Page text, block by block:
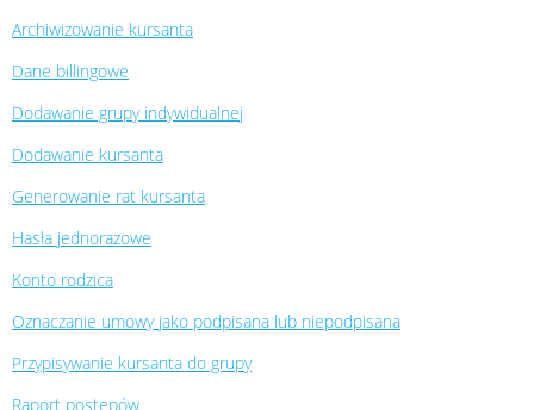
Archiwizowanie kursanta
Dane billingowe
Dodawanie grupy indywidualnej
Dodawanie kursanta
Generowanie rat kursanta
Hasła jednorazowe
Konto rodzica
Oznaczanie umowy jako podpisana lub niepodpisana
Przypisywanie kursanta do grupy
Raport postępów